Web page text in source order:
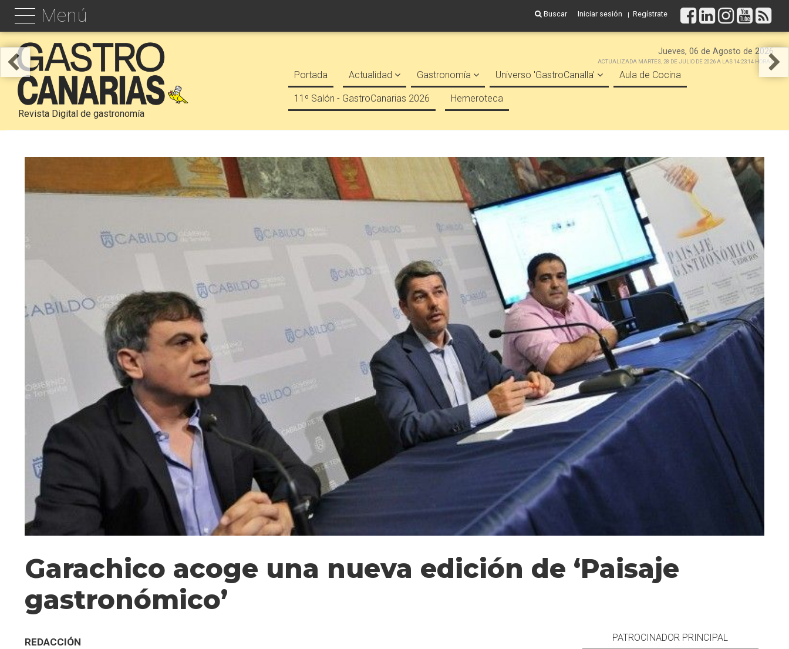
Menú Buscar Iniciar sesión Regístrate
Revista Digital de gastronomía
Jueves, 06 de Agosto de 2026
ACTUALIZADA MARTES, 28 DE JULIO DE 2026 A LAS 14:23:14 HORAS
Portada Actualidad Gastronomía Universo 'GastroCanalla' Aula de Cocina
11º Salón - GastroCanarias 2026 Hemeroteca
Garachico acoge una nueva edición de ‘Paisaje
gastronómico’
REDACCIÓN PATROCINADOR PRINCIPAL